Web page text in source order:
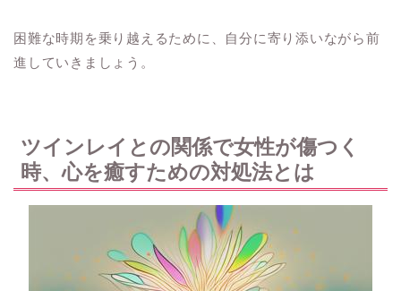
困難な時期を乗り越えるために、自分に寄り添いながら前
進していきましょう。
ツインレイとの関係で女性が傷つく
時、心を癒すための対処法とは